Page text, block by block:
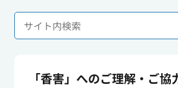
「香害」へのご理解・ご協